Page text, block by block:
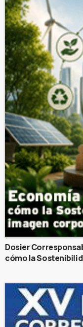
Dosier
cómo la